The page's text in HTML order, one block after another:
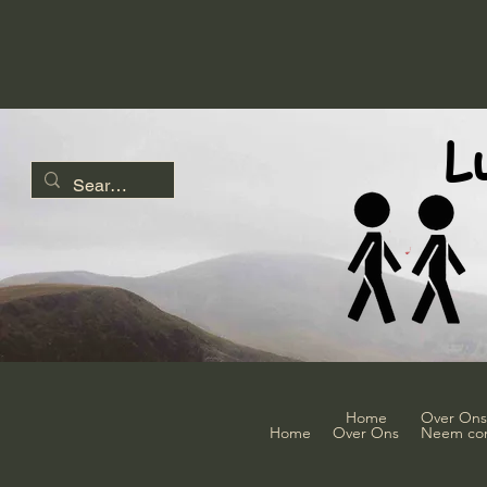
Home Over Ons
Home Over Ons Neem